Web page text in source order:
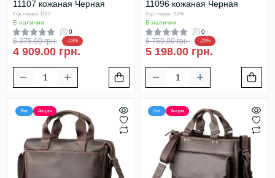
11107 кожаная Черная
Код товара: 11107
В наличии
0
6 375.00 грн. -23%
4 909.00 грн.
11096 кожаная Черная
Код товара: 11096
В наличии
0
6 750.00 грн. -23%
5 198.00 грн.
Хит Акция Хит Акция